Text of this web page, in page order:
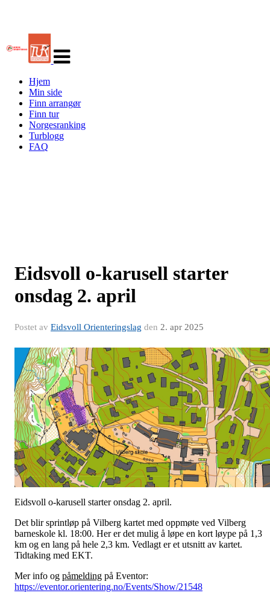
navigasjon
Hjem
Min side
Finn arrangør
Finn tur
Norgesranking
Turblogg
FAQ
Eidsvoll o-karusell starter
onsdag 2. april
Postet av Eidsvoll Orienteringslag den 2. apr 2025
Eidsvoll o-karusell starter onsdag 2. april.
Det blir sprintløp på Vilberg kartet med oppmøte ved Vilberg
barneskole kl. 18:00. Her er det mulig å løpe en kort løype på 1,3
km og en lang på hele 2,3 km. Vedlagt er et utsnitt av kartet.
Tidtaking med EKT.
Mer info og påmelding på Eventor:
https://eventor.orientering.no/Events/Show/21548